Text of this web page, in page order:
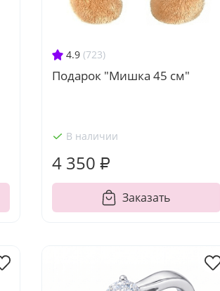
4.9 (723)
Подарок "Мишка 45 см"
В наличии
4 350 ₽
Заказать